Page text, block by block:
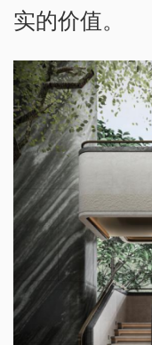
实的价值。